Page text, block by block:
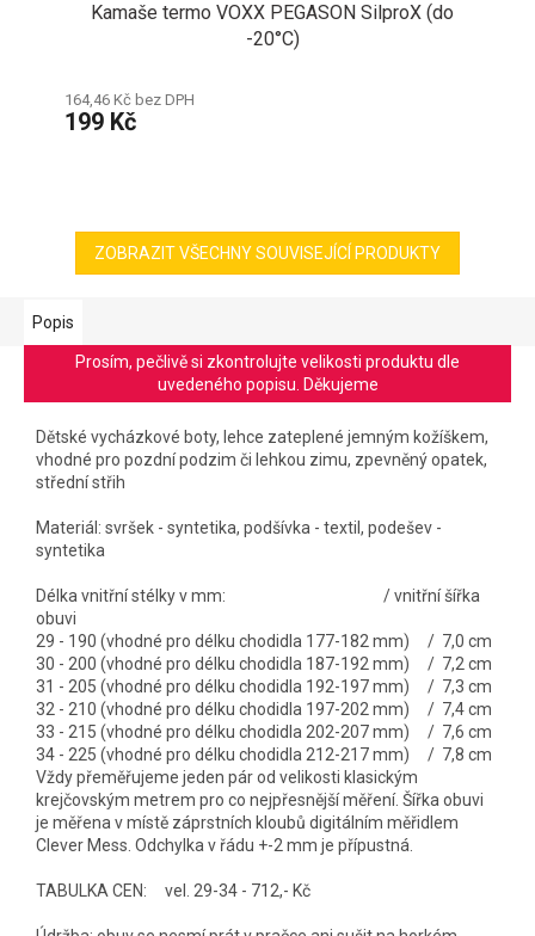
Kamaše termo VOXX PEGASON SilproX (do
-20°C)
164,46 Kč bez DPH
199 Kč
ZOBRAZIT VŠECHNY SOUVISEJÍCÍ PRODUKTY
Popis
Prosím, pečlivě si zkontrolujte velikosti produktu dle
uvedeného popisu. Děkujeme
Dětské vycházkové boty, lehce zateplené jemným kožíškem,
vhodné pro pozdní podzim či lehkou zimu, zpevněný opatek,
střední střih
Materiál: svršek - syntetika, podšívka - textil, podešev -
syntetika
Délka vnitřní stélky v mm: / vnitřní šířka
obuvi
29 - 190 (vhodné pro délku chodidla 177-182 mm) / 7,0 cm
30 - 200 (vhodné pro délku chodidla 187-192 mm) / 7,2 cm
31 - 205 (vhodné pro délku chodidla 192-197 mm) / 7,3 cm
32 - 210 (vhodné pro délku chodidla 197-202 mm) / 7,4 cm
33 - 215 (vhodné pro délku chodidla 202-207 mm) / 7,6 cm
34 - 225 (vhodné pro délku chodidla 212-217 mm) / 7,8 cm
Vždy přeměřujeme jeden pár od velikosti klasickým
krejčovským metrem pro co nejpřesnější měření. Šířka obuvi
je měřena v místě záprstních kloubů digitálním měřidlem
Clever Mess. Odchylka v řádu +-2 mm je přípustná.
TABULKA CEN: vel. 29-34 - 712,- Kč